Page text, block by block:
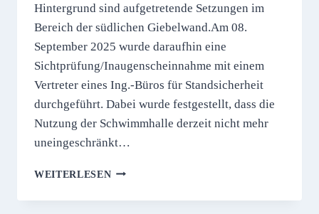
Hintergrund sind aufgetretende Setzungen im
Bereich der südlichen Giebelwand.Am 08.
September 2025 wurde daraufhin eine
Sichtprüfung/Inaugenscheinnahme mit einem
Vertreter eines Ing.-Büros für Standsicherheit
durchgeführt. Dabei wurde festgestellt, dass die
Nutzung der Schwimmhalle derzeit nicht mehr
uneingeschränkt…
WEITERLESENSCHLIESSUNG D
CHWIMMHALLE